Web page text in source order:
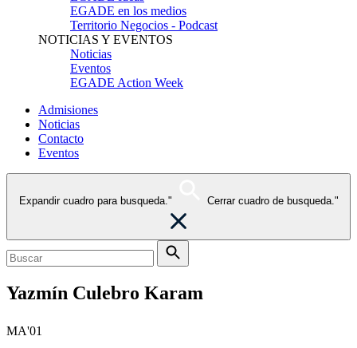
EGADE en los medios
Territorio Negocios - Podcast
NOTICIAS Y EVENTOS
Noticias
Eventos
EGADE Action Week
Admisiones
Noticias
Contacto
Eventos
Expandir cuadro para busqueda." Cerrar cuadro de busqueda."
Yazmín Culebro Karam
MA'01